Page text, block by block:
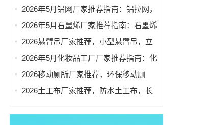
司优选！
SMT通用电子清洗剂，SMT精密电子清
洗剂公司优选！
2026年5月铝网厂家推荐指南：铝拉网，
铝板装饰网公司优选！
2026年5月石墨烯厂家推荐指南：石墨烯
双极板，石墨烯粉末，石墨烯纳米片公
2026悬臂吊厂家推荐，小型悬臂吊，立
柱式悬臂吊，移动式悬臂吊，悬臂吊非
2026年5月化妆品工厂厂家推荐指南：化
妆品OEM，化妆品贴牌，化妆品公司优
2026移动厕所厂家推荐，环保移动厕
所，定制移动厕所，装配式厕所，工地
2026土工布厂家推荐，防水土工布，长
反滤土工布厂家优选指南！